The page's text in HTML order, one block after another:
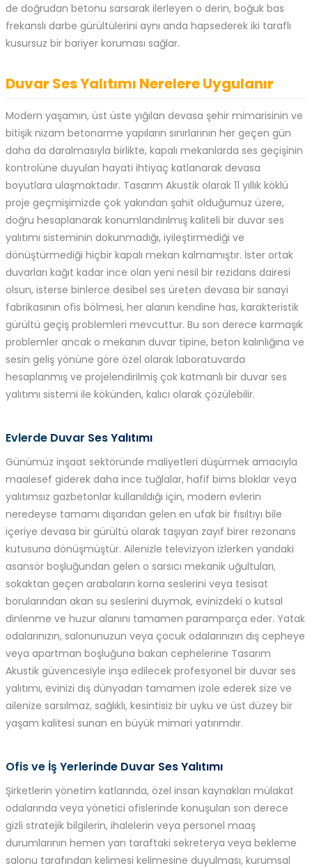
de doğrudan betonu sarsarak ilerleyen o derin, boğuk bas
frekanslı darbe gürültülerini aynı anda hapsederek iki taraflı
kusursuz bir bariyer koruması sağlar.
Duvar Ses Yalıtımı Nerelere Uygulanır
Modern yaşamın, üst üste yığılan devasa şehir mimarisinin ve
bitişik nizam betonarme yapıların sınırlarının her geçen gün
daha da daralmasıyla birlikte, kapalı mekanlarda ses geçişinin
kontrolüne duyulan hayati ihtiyaç katlanarak devasa
boyutlara ulaşmaktadır. Tasarım Akustik olarak 11 yıllık köklü
proje geçmişimizde çok yakından şahit olduğumuz üzere,
doğru hesaplanarak konumlandırılmış kaliteli bir duvar ses
yalıtımı sisteminin dokunmadığı, iyileştirmediği ve
dönüştürmediği hiçbir kapalı mekan kalmamıştır. İster ortak
duvarları kağıt kadar ince olan yeni nesil bir rezidans dairesi
olsun, isterse binlerce desibel ses üreten devasa bir sanayi
fabrikasının ofis bölmesi, her alanın kendine has, karakteristik
gürültü geçiş problemleri mevcuttur. Bu son derece karmaşık
problemler ancak o mekanın duvar tipine, beton kalınlığına ve
sesin geliş yönüne göre özel olarak laboratuvarda
hesaplanmış ve projelendirilmiş çok katmanlı bir duvar ses
yalıtımı sistemi ile kökünden, kalıcı olarak çözülebilir.
Evlerde Duvar Ses Yalıtımı
Günümüz inşaat sektöründe maliyetleri düşürmek amacıyla
maalesef giderek daha ince tuğlalar, hafif bims bloklar veya
yalıtımsız gazbetonlar kullanıldığı için, modern evlerin
neredeyse tamamı dışarıdan gelen en ufak bir fısıltıyı bile
içeriye devasa bir gürültü olarak taşıyan zayıf birer rezonans
kutusuna dönüşmüştür. Ailenizle televizyon izlerken yandaki
asansör boşluğundan gelen o sarsıcı mekanik uğultuları,
sokaktan geçen arabaların korna seslerini veya tesisat
borularından akan su seslerini duymak, evinizdeki o kutsal
dinlenme ve huzur alanını tamamen paramparça eder. Yatak
odalarınızın, salonunuzun veya çocuk odalarınızın dış cepheye
veya apartman boşluğuna bakan cephelerine Tasarım
Akustik güvencesiyle inşa edilecek profesyonel bir duvar ses
yalıtımı, evinizi dış dünyadan tamamen izole ederek size ve
ailenize sarsılmaz, sağlıklı, kesintisiz bir uyku ve üst düzey bir
yaşam kalitesi sunan en büyük mimari yatırımdır.
Ofis ve İş Yerlerinde Duvar Ses Yalıtımı
Şirketlerin yönetim katlarında, özel insan kaynakları mülakat
odalarında veya yönetici ofislerinde konuşulan son derece
gizli stratejik bilgilerin, ihalelerin veya personel maaş
durumlarının hemen yan taraftaki sekreterya veya bekleme
salonu tarafından kelimesi kelimesine duyulması, kurumsal